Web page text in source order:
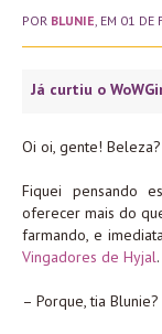
POR BLUNIE , EM 01 DE
Já curtiu o
Oi oi, gente! Beleza?
Fiquei pensando
oferecer mais do
farmando, e
Vingadores de Hyjal.
– Porque, tia